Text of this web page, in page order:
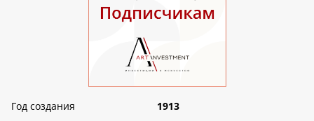
Год создания
1913